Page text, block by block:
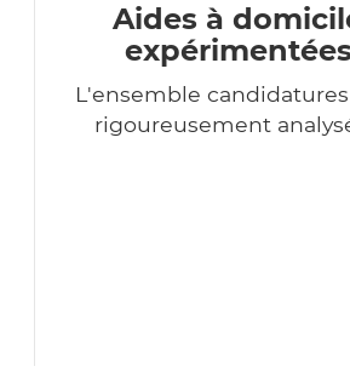
Aides à
expérimentées
L'ensemble
rigoureusement